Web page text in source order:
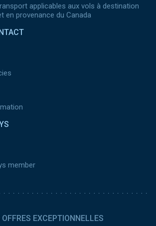
applicables aux vols à destination
en provenance du Canada
member
EXCEPTIONNELLES